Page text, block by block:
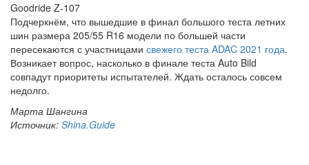
Goodride Z-107
Подчеркнём, что вышедшие в финал большого теста летних
шин размера 205/55 R16 модели по большей части
пересекаются с участницами свежего теста ADAC 2021 года.
Возникает вопрос, насколько в финале теста Auto Bild
совпадут приоритеты испытателей. Ждать осталось совсем
недолго.
Марта Шангина
Источник: Shina.Guide